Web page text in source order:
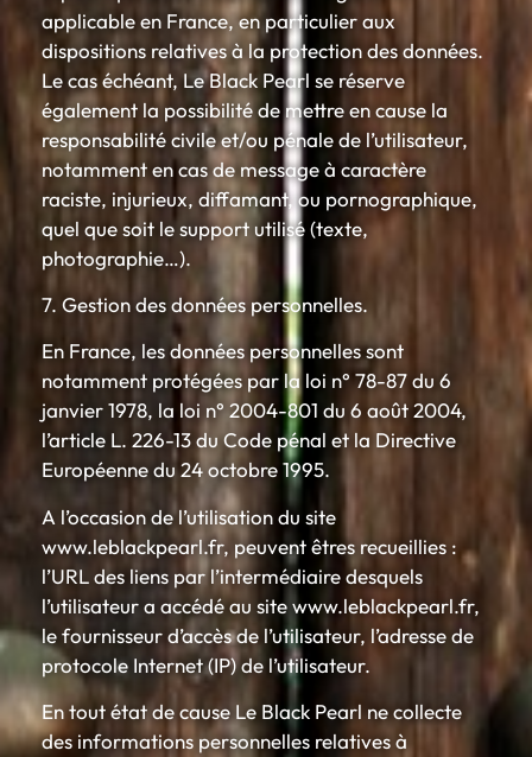
applicable en France, en particulier aux
dispositions relatives à la protection des données.
Le cas échéant, Le Black Pearl se réserve
également la possibilité de mettre en cause la
responsabilité civile et/ou pénale de l’utilisateur,
notamment en cas de message à caractère
raciste, injurieux, diffamant, ou pornographique,
quel que soit le support utilisé (texte,
photographie…).
7. Gestion des données personnelles.
En France, les données personnelles sont
notamment protégées par la loi n° 78-87 du 6
janvier 1978, la loi n° 2004-801 du 6 août 2004,
l’article L. 226-13 du Code pénal et la Directive
Européenne du 24 octobre 1995.
A l’occasion de l’utilisation du site
www.leblackpearl.fr, peuvent êtres recueillies :
l’URL des liens par l’intermédiaire desquels
l’utilisateur a accédé au site www.leblackpearl.fr,
le fournisseur d’accès de l’utilisateur, l’adresse de
protocole Internet (IP) de l’utilisateur.
En tout état de cause Le Black Pearl ne collecte
des informations personnelles relatives à